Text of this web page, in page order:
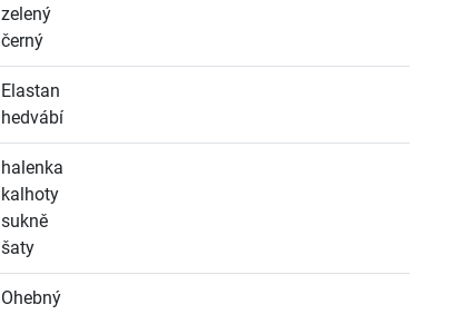
zelený
černý
Elastan
hedvábí
halenka
kalhoty
sukně
šaty
Ohebný